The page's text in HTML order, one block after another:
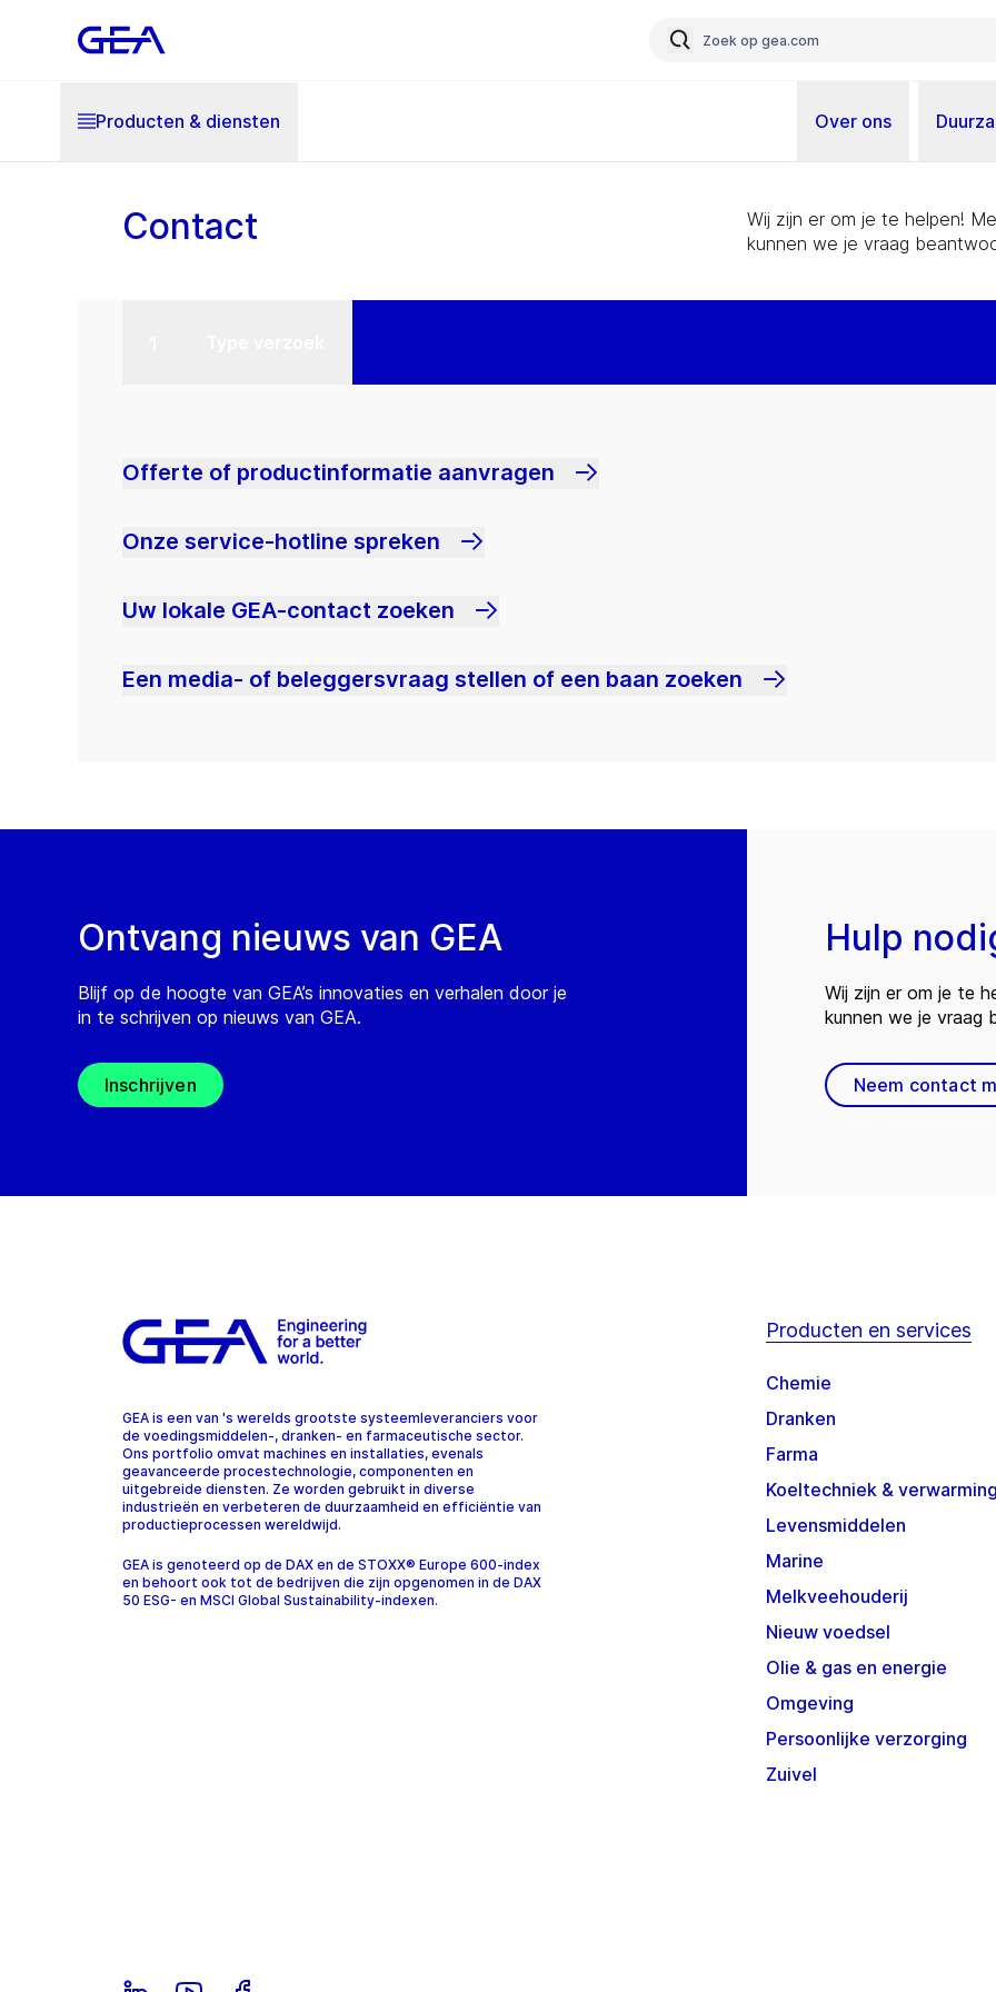
Producten & diensten Over ons
Contact
Wij zijn er om je te helpen!
kunnen we je vraag
Offerte of productinformatie aanvragen
Onze service-hotline spreken
Uw lokale GEA-contact zoeken
Een media- of beleggersvraag stellen of een baan zoeken
Ontvang nieuws van GEA
Blijf op de hoogte van GEA’s innovaties en verhalen door je
in te schrijven op nieuws van GEA.
Inschrijven
Hulp
Wij zijn er om je te
kunnen we je vraag
Neem contact
GEA is een van 's werelds grootste systeemleveranciers voor
de voedingsmiddelen-, dranken- en farmaceutische sector.
Ons portfolio omvat machines en installaties, evenals
geavanceerde procestechnologie, componenten en
uitgebreide diensten. Ze worden gebruikt in diverse
industrieën en verbeteren de duurzaamheid en efficiëntie van
productieprocessen wereldwijd.
GEA is genoteerd op de DAX en de STOXX® Europe 600-index
en behoort ook tot de bedrijven die zijn opgenomen in de DAX
50 ESG- en MSCI Global Sustainability-indexen.
Producten en services
Chemie
Dranken
Farma
Koeltechniek & verwarming
Levensmiddelen
Marine
Melkveehouderij
Nieuw voedsel
Olie & gas en energie
Omgeving
Persoonlijke verzorging
Zuivel